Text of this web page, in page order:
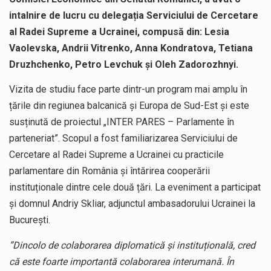
intalnire de lucru cu delegația Serviciului de Cercetare
al Radei Supreme a Ucrainei, compusă din: Lesia
Vaolevska, Andrii Vitrenko, Anna Kondratova, Tetiana
Druzhchenko, Petro Levchuk și Oleh Zadorozhnyi.
Vizita de studiu face parte dintr-un program mai amplu în
țările din regiunea balcanică și Europa de Sud-Est și este
susținută de proiectul „INTER PARES – Parlamente în
parteneriat”. Scopul a fost familiarizarea Serviciului de
Cercetare al Radei Supreme a Ucrainei cu practicile
parlamentare din România și întărirea cooperării
instituționale dintre cele două țări. La eveniment a participat
și domnul Andriy Skliar, adjunctul ambasadorului Ucrainei la
Bucureşti.
”Dincolo de colaborarea diplomatică și instituțională, cred
că este foarte importantă colaborarea interumană. În